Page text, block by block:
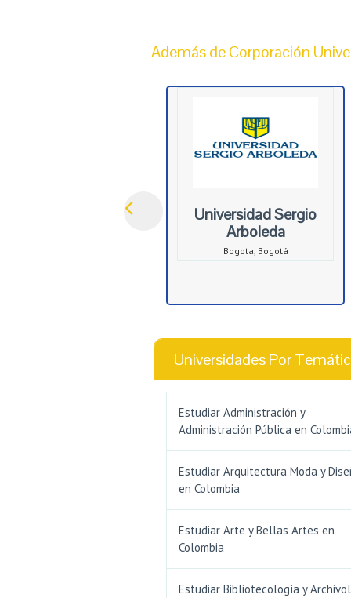
Además de Corporación
Universidad Sergio
Arboleda
Bogota, Bogotá
Universidades Por
Estudiar Administración y
Administración Pública en
Estudiar Arquitectura Moda y
en Colombia
Estudiar Arte y Bellas Artes en
Colombia
Estudiar Bibliotecología y